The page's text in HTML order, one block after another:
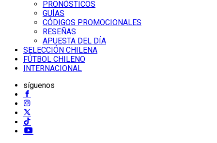
PRONÓSTICOS
GUÍAS
CÓDIGOS PROMOCIONALES
RESEÑAS
APUESTA DEL DÍA
SELECCIÓN CHILENA
FÚTBOL CHILENO
INTERNACIONAL
síguenos